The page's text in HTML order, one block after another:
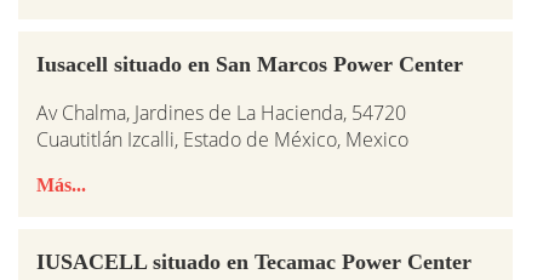
Iusacell situado en San Marcos Power Center
Av Chalma, Jardines de La Hacienda, 54720
Cuautitlán Izcalli, Estado de México, Mexico
Más...
IUSACELL situado en Tecamac Power Center